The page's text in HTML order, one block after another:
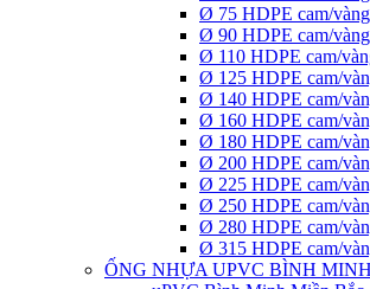
Ø 75 HDPE cam/vàng
Ø 90 HDPE cam/vàng
Ø 110 HDPE cam/
Ø 125 HDPE cam/
Ø 140 HDPE cam/
Ø 160 HDPE cam/
Ø 180 HDPE cam/
Ø 200 HDPE cam/
Ø 225 HDPE cam/
Ø 250 HDPE cam/
Ø 280 HDPE cam/
Ø 315 HDPE cam/
ỐNG NHỰA UPVC BÌNH MINH